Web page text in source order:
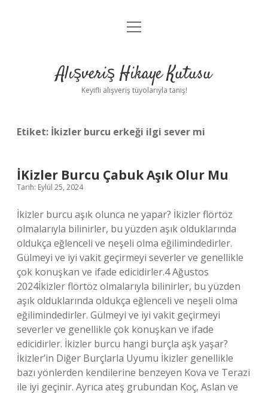
Anasayfa
Yasal Uyarı
menüyü
Alışveriş Hikaye Kutusu
Keyifli alışveriş tüyolarıyla tanış!
Etiket: İkizler burcu erkeği ilgi sever mi
İKizler Burcu Çabuk Aşık Olur Mu
Tarih: Eylül 25, 2024
İkizler burcu aşık olunca ne yapar? İkizler flörtöz
olmalarıyla bilinirler, bu yüzden aşık olduklarında
oldukça eğlenceli ve neşeli olma eğilimindedirler.
Gülmeyi ve iyi vakit geçirmeyi severler ve genellikle
çok konuşkan ve ifade edicidirler.4 Ağustos
2024İkizler flörtöz olmalarıyla bilinirler, bu yüzden
aşık olduklarında oldukça eğlenceli ve neşeli olma
eğilimindedirler. Gülmeyi ve iyi vakit geçirmeyi
severler ve genellikle çok konuşkan ve ifade
edicidirler. İkizler burcu hangi burçla aşk yaşar?
İkizler’in Diğer Burçlarla Uyumu İkizler genellikle
bazı yönlerden kendilerine benzeyen Kova ve Terazi
ile iyi geçinir. Ayrıca ateş grubundan Koç, Aslan ve